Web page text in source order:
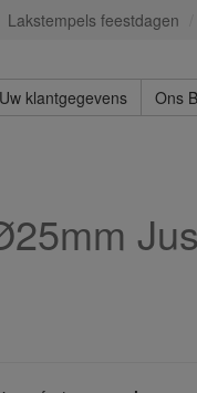
Lakstempels feestdagen
Uw klantgegevens Ons